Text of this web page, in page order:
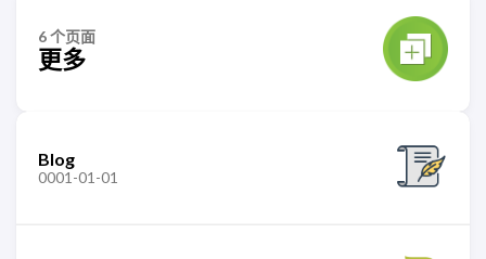
6 个页面
更多
Blog
0001-01-01